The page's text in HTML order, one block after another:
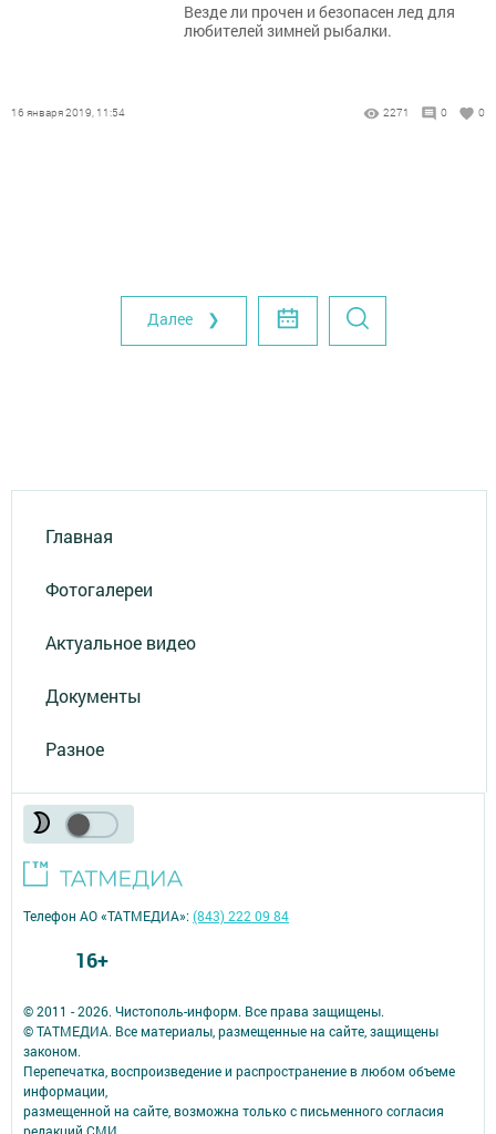
Везде ли прочен и безопасен лед для
любителей зимней рыбалки.
16 января 2019, 11:54 2271 0 0
Далее ❯
Главная
Фотогалереи
Актуальное видео
Документы
Разное
© 2011 - 2026. Чистополь-информ. Все права защищены.
© ТАТМЕДИА. Все материалы, размещенные на сайте, защищены
законом.
Перепечатка, воспроизведение и распространение в любом объеме
информации,
размещенной на сайте, возможна только с письменного согласия
редакций СМИ.
Телефон АО «ТАТМЕДИА»:(843) 222 09 84
16+